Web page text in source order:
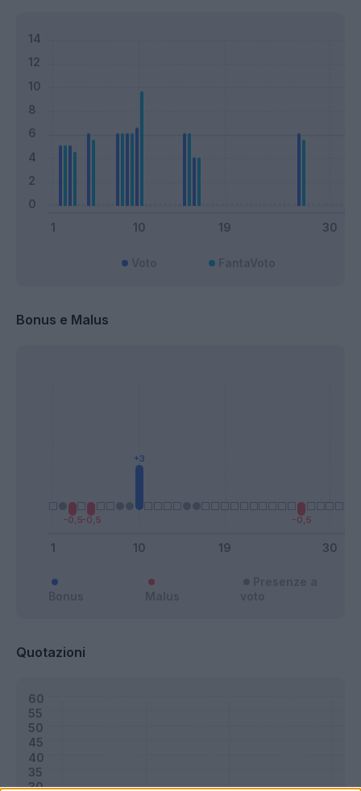
Bonus e Malus
Quotazioni